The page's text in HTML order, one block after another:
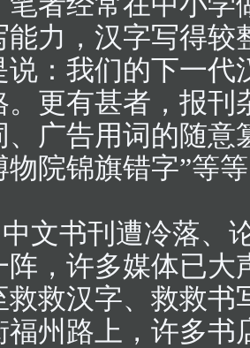
能力，汉字写得较
说：我们的下一代
。更有甚者，报刊
、广告用词的随意
物院锦旗错字”等
文书刊遭冷落、
阵，许多媒体已大
救救汉字、救救
福州路上，许多书